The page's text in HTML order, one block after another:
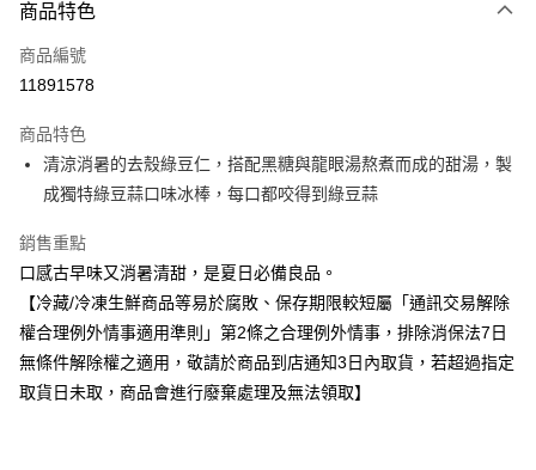
全家線上支付
超商取貨付款
運送方式
冷凍-全家取貨付款
免運費
冷凍-付款後全家取貨
免運費
商品特色
商品編號
11891578
商品特色
清涼消暑的去殼綠豆仁，搭配黑糖與龍眼湯熬煮而成的甜湯，製
成獨特綠豆蒜口味冰棒，每口都咬得到綠豆蒜
銷售重點
口感古早味又消暑清甜，是夏日必備良品。
【冷藏/冷凍生鮮商品等易於腐敗、保存期限較短屬「通訊交易解除
權合理例外情事適用準則」第2條之合理例外情事，排除消保法7日
無條件解除權之適用，敬請於商品到店通知3日內取貨，若超過指定
取貨日未取，商品會進行廢棄處理及無法領取】